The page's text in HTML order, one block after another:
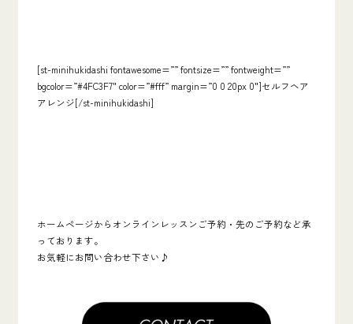
[st-minihukidashi fontawesome=”” fontsize=”” fontweight=””
bgcolor=”#4FC3F7″ color=”#fff” margin=”0 0 20px 0″]セルフヘア
アレンジ[/st-minihukidashi]
ホームページからオンラインレッスンご予約・先のご予約など承
っております。
お気軽にお問い合わせ下さい♪